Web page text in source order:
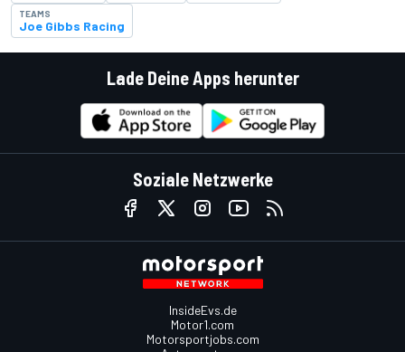
TEAMS
Joe Gibbs Racing
Lade Deine Apps herunter
Soziale Netzwerke
InsideEvs.de
Motor1.com
Motorsportjobs.com